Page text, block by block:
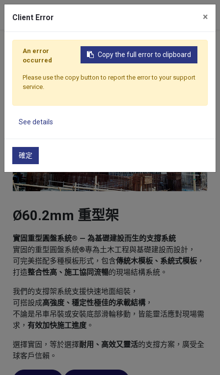
首頁 產品 鷹架 Ø60.2mm 重型架
Ø60.2mm 重型架
實固重型圓盤系統® — 為基礎建設而生的支撐系統
實固的重型圓盤系統®專為土木工程與基礎建設而設計，
可完美搭配多種模板形式，包含傳統木模板、系統式模板 ，
打造整合性高、施工協同流暢的現場結構系統。
我們的支撐架系統支援快速地面組裝，
可搭設成高強度、穩定性極佳的承載結構 ，
不論是吊車吊裝或安裝底部滑輪移動，皆能靈活應對現場需
求， 有效加快施工進度 。
選擇實固，等於選擇耐用、高效又靈活的支撐方案，廣受全
球客戶信賴。
Client Error ×
Copy the full error to clipboard
An error
occurred
Please use the copy button to report the error to your support
service.
See details
確定